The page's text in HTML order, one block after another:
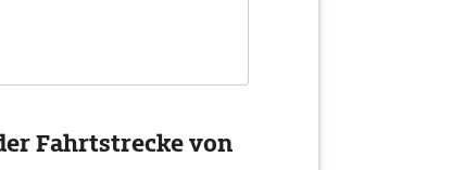
Fahrtstrecke von